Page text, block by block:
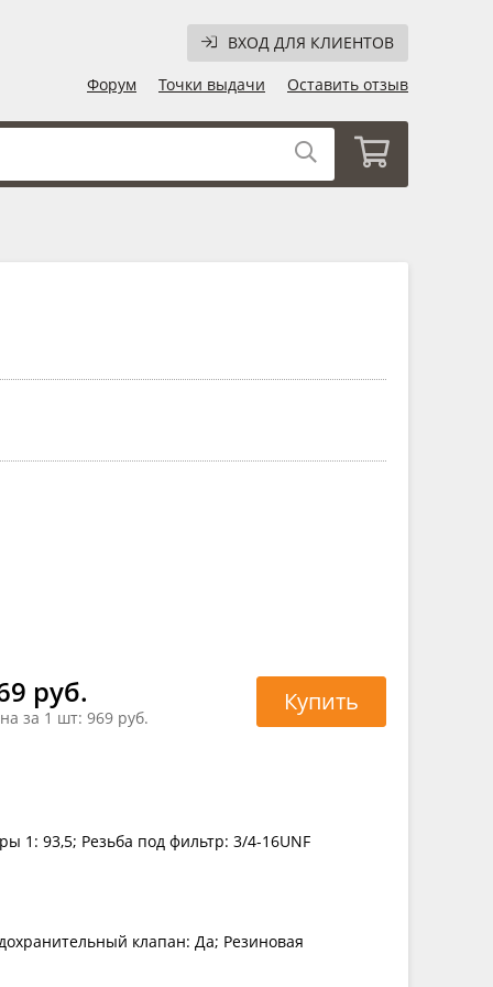
ВХОД ДЛЯ КЛИЕНТОВ
Форум
Точки выдачи Оставить отзыв
руб.
за 1 шт: 969 руб.
Купить
1: 93,5; Резьба под фильтр: 3/4-16UNF
клапан: Да; Резиновая